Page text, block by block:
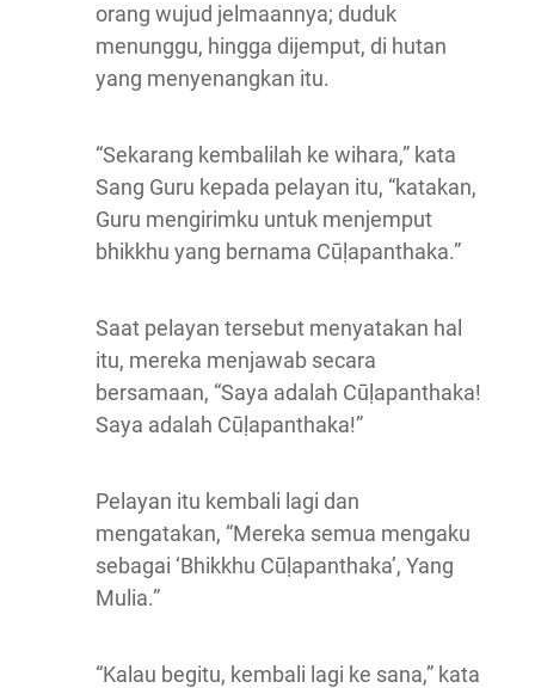
orang wujud jelmaannya; duduk
menunggu, hingga dijemput, di hutan
yang menyenangkan itu.
“Sekarang kembalilah ke wihara,” kata
Sang Guru kepada pelayan itu, “katakan,
Guru mengirimku untuk menjemput
bhikkhu yang bernama Cūḷapanthaka.”
Saat pelayan tersebut menyatakan hal
itu, mereka menjawab secara
bersamaan, “Saya adalah Cūḷapanthaka!
Saya adalah Cūḷapanthaka!”
Pelayan itu kembali lagi dan
mengatakan, “Mereka semua mengaku
sebagai ‘Bhikkhu Cūḷapanthaka’, Yang
Mulia.”
“Kalau begitu, kembali lagi ke sana,” kata